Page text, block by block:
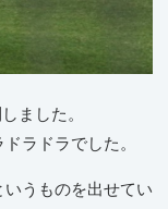
ました。
ラドラでした。
うものを出せてい